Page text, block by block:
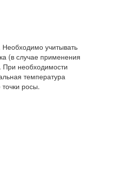
учитывать
(в случае применения
необходимости
температура
росы.